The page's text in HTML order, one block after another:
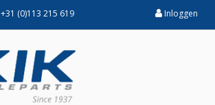
+31 (0)113 215 619 Inloggen